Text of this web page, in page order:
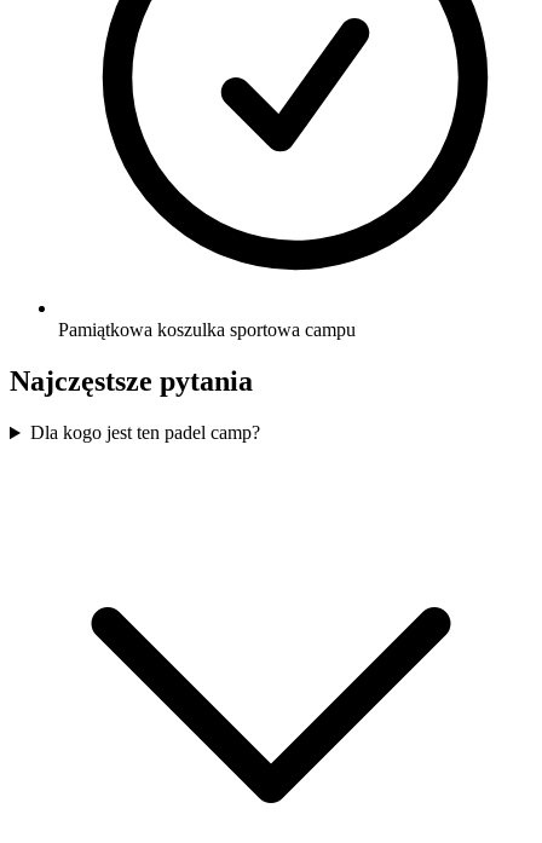
Pamiątkowa koszulka sportowa campu
Najczęstsze pytania
Dla kogo jest ten padel camp?